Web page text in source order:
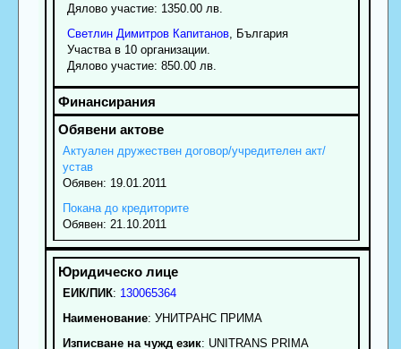
Дялово участие: 1350.00 лв.
Светлин Димитров Капитанов, България
Участва в 10 организации.
Дялово участие: 850.00 лв.
Актуален дружествен договор/учредителен акт/
устав
Обявен: 19.01.2011
Покана до кредиторите
Обявен: 21.10.2011
ЕИК/ПИК: 130065364
Наименование: УНИТРАНС ПРИМА
Изписване на чужд език: UNITRANS PRIMA